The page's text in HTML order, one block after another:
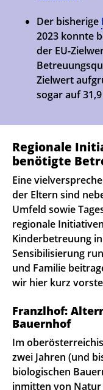
Der bisherige
2023 konnte
der EU-
Zielwert
sogar auf
Regionale
benötigte
Eine
der Eltern sind
Umfeld sowie
regionale
Kinderbetreuung
Sensibilisierung
und Familie
wir hier kurz
Franzlhof:
Bauernhof
Im
zwei Jahren (und
biologischen
inmitten von Natur